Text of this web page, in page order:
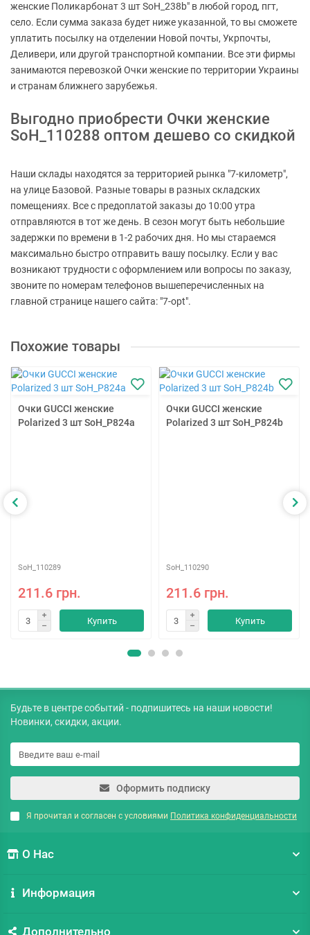
женские Поликарбонат 3 шт SoH_238b" в любой город, пгт,
село. Если сумма заказа будет ниже указанной, то вы сможете
уплатить посылку на отделении Новой почты, Укрпочты,
Деливери, или другой транспортной компании. Все эти фирмы
занимаются перевозкой Очки женские по территории Украины
и странам ближнего зарубежья.
Выгодно приобрести Очки женские
SoH_110288 оптом дешево со скидкой
Наши склады находятся за территорией рынка "7-километр",
на улице Базовой. Разные товары в разных складских
помещениях. Все с предоплатой заказы до 10:00 утра
отправляются в тот же день. В сезон могут быть небольшие
задержки по времени в 1-2 рабочих дня. Но мы стараемся
максимально быстро отправить вашу посылку. Если у вас
возникают трудности с оформлением или вопросы по заказу,
звоните по номерам телефонов вышеперечисленных на
главной странице нашего сайта: "7-opt".
Похожие товары
Очки GUCCI женские
Polarized 3 шт SoH_P824a
SoH_110289
211.6 грн.
Купить
Очки GUCCI женские
Polarized 3 шт SoH_P824b
SoH_110290
211.6 грн.
Купить
Будьте в центре событий - подпишитесь на наши новости!
Новинки, скидки, акции.
Оформить подписку
Я прочитал и согласен с условиями Политика конфиденциальности
О Нас
Информация
Дополнительно